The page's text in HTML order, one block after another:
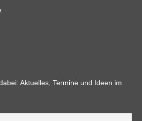
Aktuelles, Termine und Ideen im